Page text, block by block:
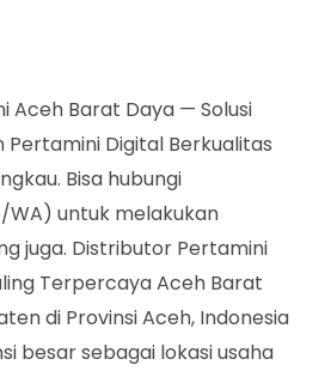
Aceh Barat Daya — Solusi
Pertamini Digital Berkualitas
Bisa hubungi
WA) untuk melakukan
juga. Distributor Pertamini
Terpercaya Aceh Barat
di Provinsi Aceh, Indonesia
besar sebagai lokasi usaha